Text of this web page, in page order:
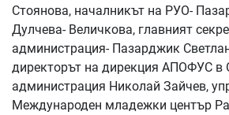
Стоянова, началникът на РУО-
Дулчева- Величкова, главният
администрация- Пазарджик
директорът на дирекция АПОФУС в
администрация Николай Зайчев,
Международен младежки център